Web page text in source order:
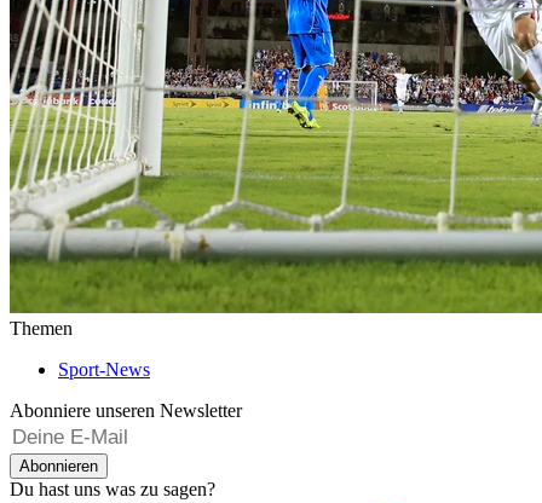
Themen
Sport-News
Abonniere unseren Newsletter
Abonnieren
Du hast uns was zu sagen?